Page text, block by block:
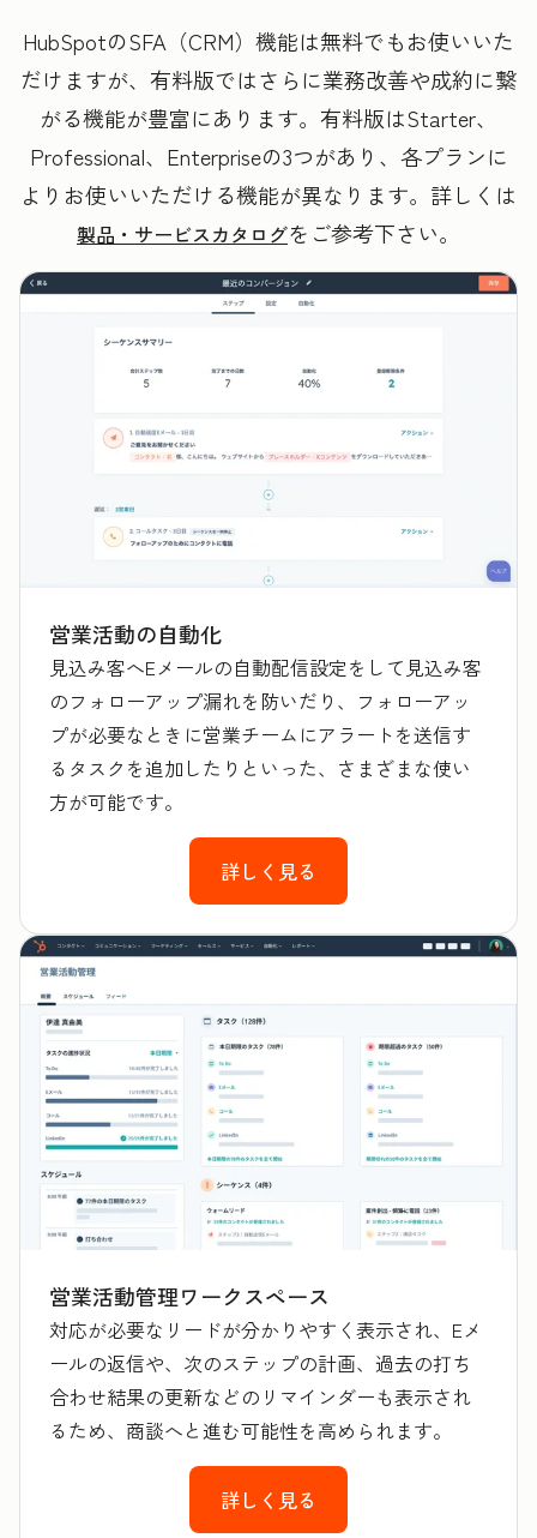
HubSpotのSFA（CRM）機能は無料でもお使いいた
だけますが、有料版ではさらに業務改善や成約に繋
がる機能が豊富にあります。有料版はStarter、
Professional、Enterpriseの3つがあり、各プランに
よりお使いいただける機能が異なります。詳しくは
製品・サービスカタログをご参考下さい。
営業活動の自動化
見込み客へEメールの自動配信設定をして見込み客
のフォローアップ漏れを防いだり、フォローアッ
プが必要なときに営業チームにアラートを送信す
るタスクを追加したりといった、さまざまな使い
方が可能です。
詳しく見る
営業活動管理ワークスペース
対応が必要なリードが分かりやすく表示され、Eメ
ールの返信や、次のステップの計画、過去の打ち
合わせ結果の更新などのリマインダーも表示され
るため、商談へと進む可能性を高められます。
詳しく見る